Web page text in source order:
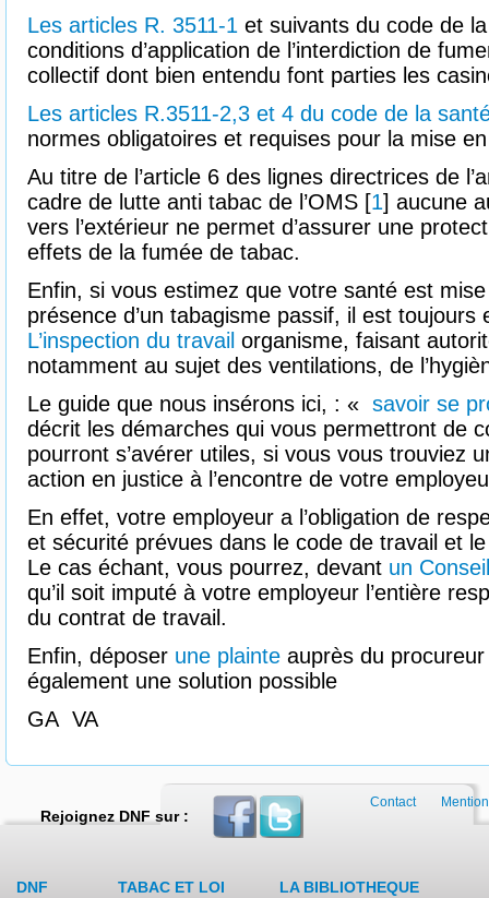
Les articles R. 3511-1 et suivants du code de
conditions d’application de l’interdiction de
collectif dont bien entendu font parties les
Les articles R.3511-2,3 et 4 du code de la
normes obligatoires et requises pour la mise
Au titre de l’article 6 des lignes directrices de
cadre de lutte anti tabac de l’OMS [1] aucune
vers l’extérieur ne permet d’assurer une
effets de la fumée de tabac.
Enfin, si vous estimez que votre santé est
présence d’un tabagisme passif, il est toujours
L’inspection du travail organisme, faisant
notamment au sujet des ventilations, de
Le guide que nous insérons ici, : « savoir se
décrit les démarches qui vous permettront de
pourront s’avérer utiles, si vous vous trouviez
action en justice à l’encontre de votre
En effet, votre employeur a l’obligation de
et sécurité prévues dans le code de travail et
Le cas échant, vous pourrez, devant un
qu’il soit imputé à votre employeur l’entière
du contrat de travail.
Enfin, déposer une plainte auprès du
également une solution possible
GA VA
Rejoignez DNF sur :
DNF TABAC ET LOI
LA BIBLIOTHEQUE
Contact